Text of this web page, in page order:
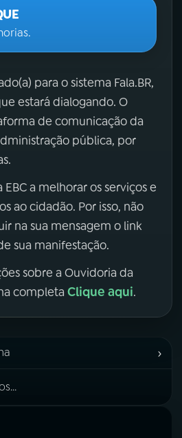
para o sistema Fala.BR,
estará dialogando. O
de comunicação da
pública, por
a melhorar os serviços e
ao cidadão. Por isso, não
na sua mensagem o link
sua manifestação.
sobre a Ouvidoria da
completa Clique aqui.
›